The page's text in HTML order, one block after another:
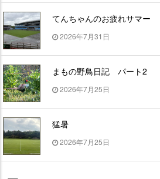
てんちゃんのお疲れサマー
2026年7月31日
まもの野鳥日記 パート2
2026年7月25日
猛暑
2026年7月25日